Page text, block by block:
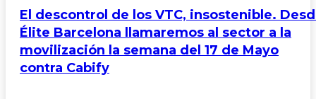
El descontrol de los VTC, insostenible.
Élite Barcelona llamaremos al sector a la
movilización la semana del 17 de Mayo
contra Cabify